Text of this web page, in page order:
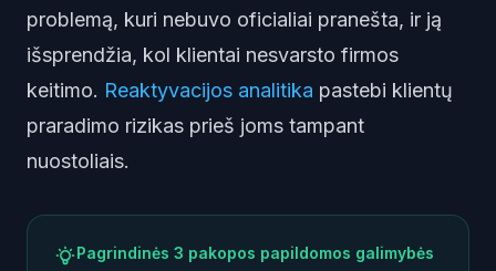
problemą, kuri nebuvo oficialiai pranešta, ir ją
išsprendžia, kol klientai nesvarsto firmos
keitimo. Reaktyvacijos analitika pastebi klientų
praradimo rizikas prieš joms tampant
nuostoliais.
Pagrindinės 3 pakopos papildomos galimybės